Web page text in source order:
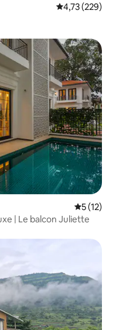
Évaluation
4,73 (229)
5 (12)
| Le balcon Juliette
appréciés